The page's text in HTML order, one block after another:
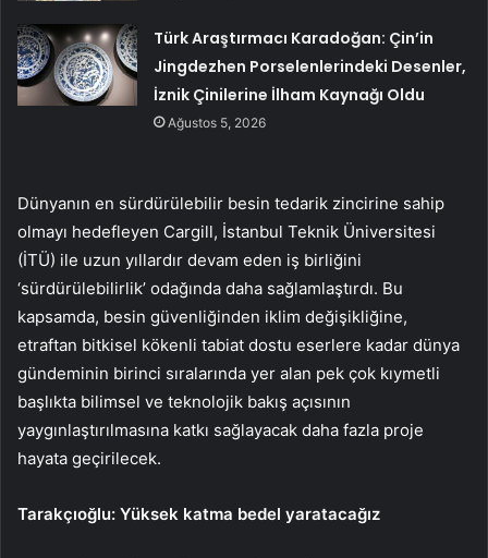
Türk Araştırmacı Karadoğan: Çin’in
Jingdezhen Porselenlerindeki Desenler,
İznik Çinilerine İlham Kaynağı Oldu
Ağustos 5, 2026
Dünyanın en sürdürülebilir besin tedarik zincirine sahip
olmayı hedefleyen Cargill, İstanbul Teknik Üniversitesi
(İTÜ) ile uzun yıllardır devam eden iş birliğini
‘sürdürülebilirlik’ odağında daha sağlamlaştırdı. Bu
kapsamda, besin güvenliğinden iklim değişikliğine,
etraftan bitkisel kökenli tabiat dostu eserlere kadar dünya
gündeminin birinci sıralarında yer alan pek çok kıymetli
başlıkta bilimsel ve teknolojik bakış açısının
yaygınlaştırılmasına katkı sağlayacak daha fazla proje
hayata geçirilecek.
Tarakçıoğlu: Yüksek katma bedel yaratacağız